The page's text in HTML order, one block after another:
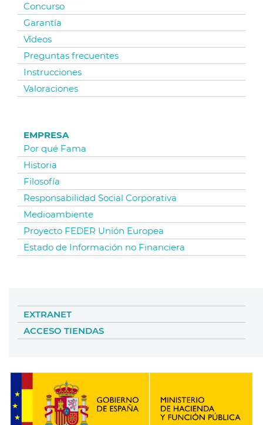
Concurso
Garantía
Vídeos
Preguntas frecuentes
Instrucciones
Valoraciones
EMPRESA
Por qué Fama
Historia
Filosofía
Responsabilidad Social Corporativa
Medioambiente
Proyecto FEDER Unión Europea
Estado de Información no Financiera
EXTRANET
ACCESO TIENDAS